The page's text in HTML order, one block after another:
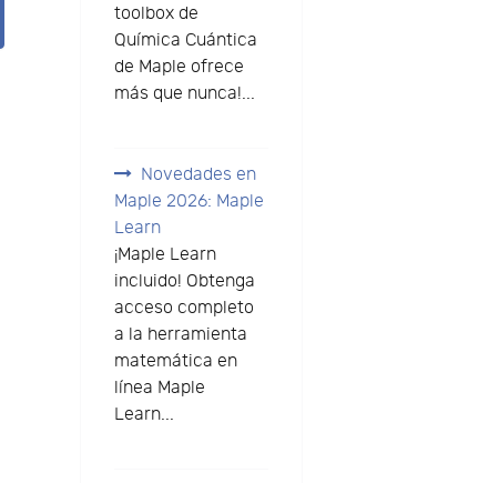
toolbox de
Química Cuántica
de Maple ofrece
más que nunca!...
Novedades en
Maple 2026: Maple
Learn
¡Maple Learn
incluido! Obtenga
acceso completo
a la herramienta
matemática en
línea Maple
Learn...